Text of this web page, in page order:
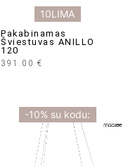
10LIMA
Pakabinamas
Šviestuvas ANILLO
120
391.00 €
-10% su kodu: